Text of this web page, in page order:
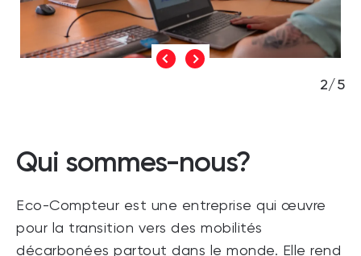
2/5
Qui sommes-nous?
Eco-Compteur est une entreprise qui œuvre
pour la transition vers des mobilités
décarbonées partout dans le monde. Elle rend